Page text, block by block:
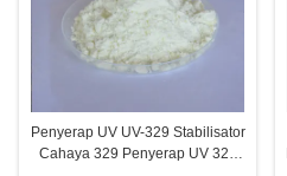
Penyerap UV UV-329 Stabilisator
Cahaya 329 Penyerap UV 329